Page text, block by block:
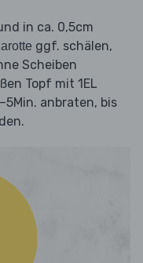
in ca. 0,5cm
ggf. schälen,
Scheiben
Topf mit 1EL
anbraten, bis